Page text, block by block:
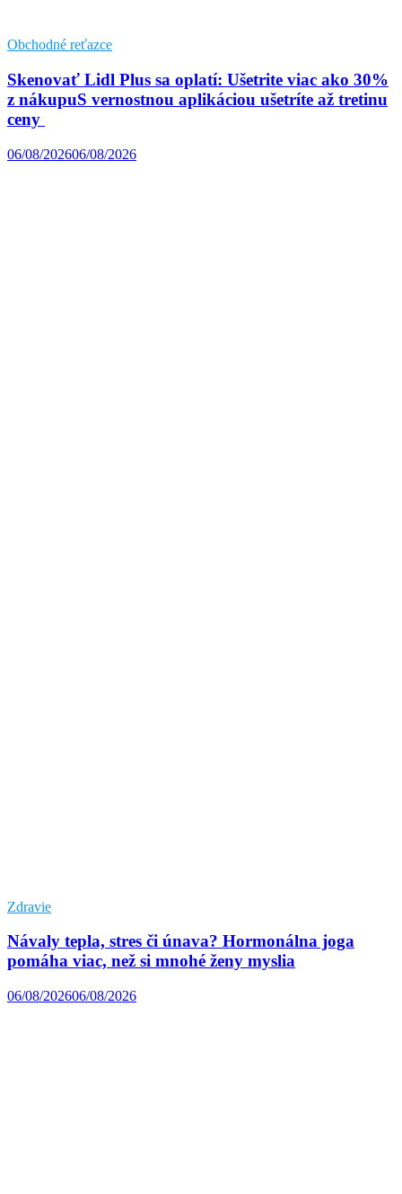
Obchodné reťazce
Skenovať Lidl Plus sa oplatí: Ušetrite viac ako 30%
z nákupuS vernostnou aplikáciou ušetríte až tretinu
ceny
06/08/202606/08/2026
Zdravie
Návaly tepla, stres či únava? Hormonálna joga
pomáha viac, než si mnohé ženy myslia
06/08/202606/08/2026